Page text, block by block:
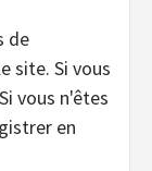
de
site. Si vous
vous n'êtes
en